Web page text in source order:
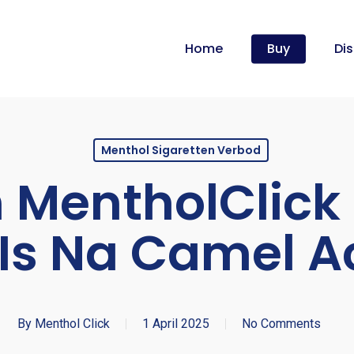
Home Buy
Cart
Menthol Sigaretten Verbod
Na Camel
By Menthol Click 1 April 2025 No Comments